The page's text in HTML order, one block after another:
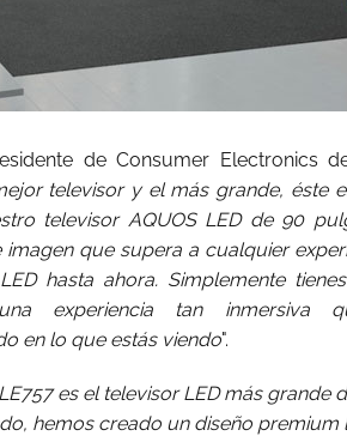
de Consumer Electronics
televisor y el más grande, éste
televisor AQUOS LED de 90
que supera a cualquier
hasta ahora. Simplemente
experiencia tan inmersiva
en lo que estás viendo".
es el televisor LED más grande
hemos creado un diseño